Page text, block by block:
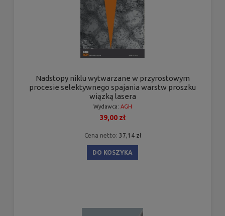
Nadstopy niklu wytwarzane w przyrostowym
procesie selektywnego spajania warstw proszku
wiązką lasera
Wydawca: AGH
39,00 zł
Cena netto: 37,14 zł
DO KOSZYKA